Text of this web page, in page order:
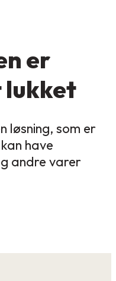
er
løsning, som er
have
andre varer